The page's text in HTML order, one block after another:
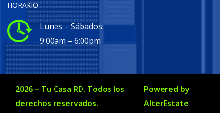
HORARIO
Lunes – Sábados:
9:00am – 6:00pm
2026 – Tu Casa RD. Todos los
derechos reservados.
Powered by
AlterEstate